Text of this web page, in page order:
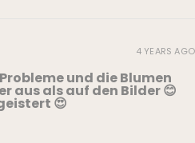
und die Blumen
aus als auf den Bilder 😊
😍
4 YEARS AGO